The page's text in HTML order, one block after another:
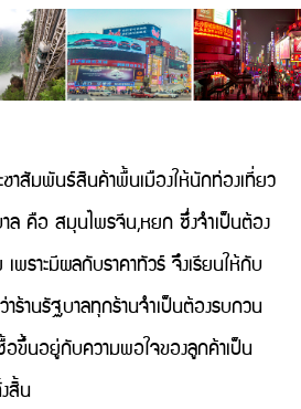
ชาสัมพันธ์สินค้าพื้นเมืองให้นักท่องเที่ยว
ล คือ สมุนไพรจีน,หยก ซึ่งจำเป็นต้อง
พราะมีผลกับราคาทัวร์ จึงเรียนให้กับ
ร้านรัฐบาลทุกร้านจำเป็นต้องรบกวน
ขึ้นอยู่กับความพอใจของลูกค้าเป็น
สิ้น